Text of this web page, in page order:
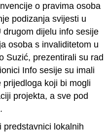
o pravima osoba
podizanja svijesti u
dijelu info sesije
osoba s invaliditetom u
Suzić, prezentirali su rad
Info sesije su imali
koji bi mogli
projekta, a sve pod
.
predstavnici lokalnih